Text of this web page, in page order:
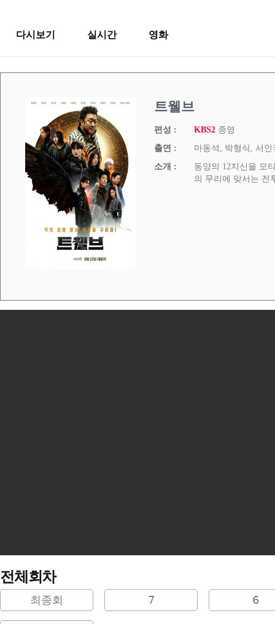
다시보기 실시간 영화
트웰브
편성 : KBS2 종영
출연 :
마동석, 박형식, 서인
소개 :
동양의 12지신을 모
의 무리에 맞서는 전
전체회차
최종회 7 6